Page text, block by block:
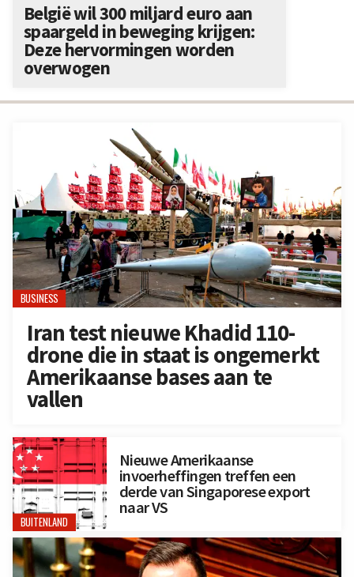
BUSINESS
Iran test nieuwe Khadid 110-
drone die in staat is ongemerkt
Amerikaanse bases aan te
vallen
BUITENLAND
Nieuwe Amerikaanse
invoerheffingen treffen een
derde van Singaporese export
naar VS
België wil 300 miljard euro aan
spaargeld in beweging krijgen:
Deze hervormingen worden
overwogen